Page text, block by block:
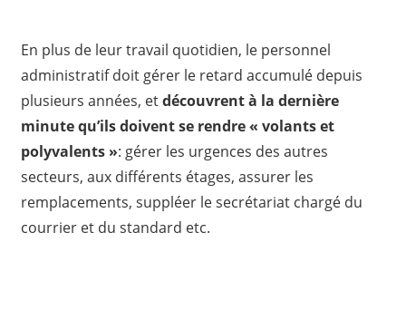
En plus de leur travail quotidien, le personnel
administratif doit gérer le retard accumulé depuis
plusieurs années, etdécouvrent à la dernière
minute qu’ils doivent se rendre « volants et
polyvalents »: gérer les urgences des autres
secteurs, aux différents étages, assurer les
remplacements, suppléer le secrétariat chargé du
courrier et du standard etc.